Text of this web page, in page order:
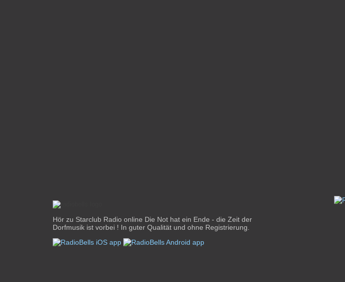
Hör zu Starclub Radio online Die Not hat ein Ende - die Zeit der
Dorfmusik ist vorbei ! In guter Qualität und ohne Registrierung.